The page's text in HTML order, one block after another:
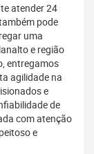
atender 24
pode
uma
e região
entregamos
agilidade na
e
de
com atenção
e